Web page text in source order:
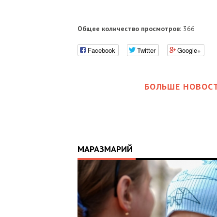
Общее количество просмотров:366
Facebook Twitter Google+
БОЛЬШЕ
МАРАЗМАРИЙ